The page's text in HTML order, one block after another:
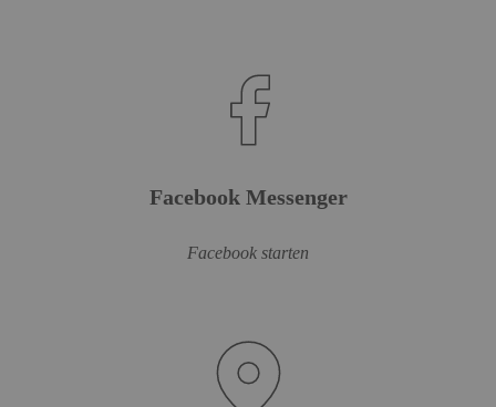
Facebook Messenger
Facebook starten